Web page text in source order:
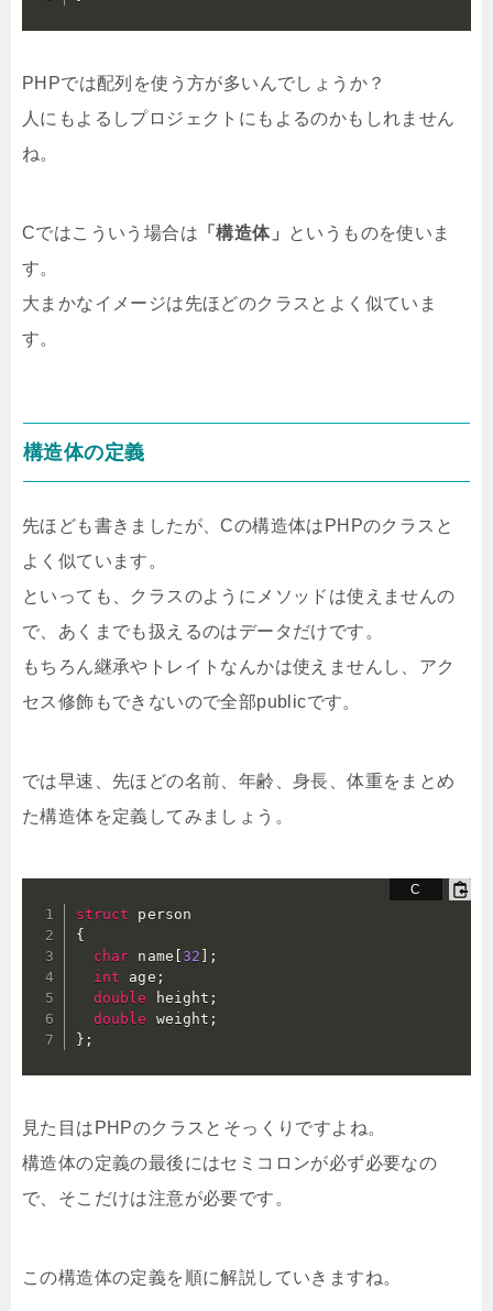
PHPでは配列を使う方が多いんでしょうか？
人にもよるしプロジェクトにもよるのかもしれません
ね。
Cではこういう場合は 「構造体」
というものを使いま
す。
大まかなイメージは先ほどのクラスとよく似ていま
す。
構造体の定義
先ほども書きましたが、Cの構造体はPHPのクラスと
よく似ています。
といっても、クラスのようにメソッドは使えませんの
で、あくまでも扱えるのはデータだけです。
もちろん継承やトレイトなんかは使えませんし、アク
セス修飾もできないので全部publicです。
では早速、先ほどの名前、年齢、身長、体重をまとめ
た構造体を定義してみましょう。
struct
{
char name 32
;
int age ;
double
height ;
double
weight ;
} ;
見た目はPHPのクラスとそっくりですよね。
構造体の定義の最後にはセミコロンが必ず必要なの
で、そこだけは注意が必要です。
この構造体の定義を順に解説していきますね。